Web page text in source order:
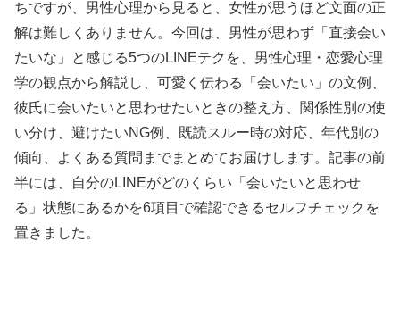
ちですが、男性心理から見ると、女性が思うほど文面の正
解は難しくありません。今回は、男性が思わず「直接会い
たいな」と感じる5つのLINEテクを、男性心理・恋愛心理
学の観点から解説し、可愛く伝わる「会いたい」の文例、
彼氏に会いたいと思わせたいときの整え方、関係性別の使
い分け、避けたいNG例、既読スルー時の対応、年代別の
傾向、よくある質問までまとめてお届けします。記事の前
半には、自分のLINEがどのくらい「会いたいと思わせ
る」状態にあるかを6項目で確認できるセルフチェックを
置きました。